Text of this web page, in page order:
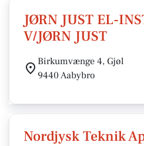
JØRN JUST EL-
V/JØRN JUST
Birkumvænge 4, Gjøl
9440 Aabybro
Nordjysk Teknik